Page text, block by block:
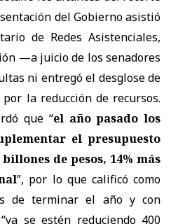
del Gobierno asistió
de Redes Asistenciales,
—a juicio de los senadores
ni entregó el desglose de
la reducción de recursos.
que “el año pasado los
el presupuesto
de pesos, 14% más
”, por lo que calificó como
de terminar el año y con
se estén reduciendo 400